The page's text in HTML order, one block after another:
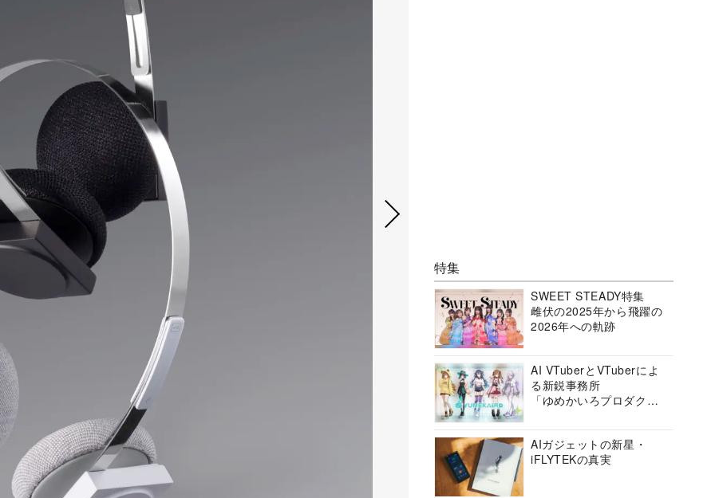
特集
SWEET STEADY特集
雌伏の2025年から飛躍の
2026年への軌跡
AI VTuberとVTuberによ
る新鋭事務所
「ゆめかいろプロダクシ
AIガジェットの新星・
iFLYTEKの真実